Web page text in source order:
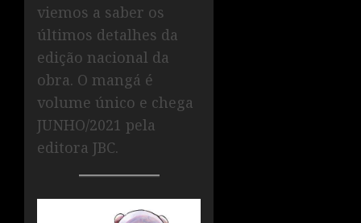
viemos a saber os
últimos detalhes da
edição nacional da
obra. O mangá é
volume único e chega
JUNHO/2021 pela
editora JBC.